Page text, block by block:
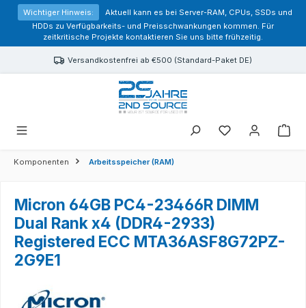
springen
Wichtiger Hinweis:
Aktuell kann es bei Server-RAM, CPUs, SSDs und
HDDs zu Verfügbarkeits- und Preisschwankungen kommen. Für
zeitkritische Projekte kontaktieren Sie uns bitte frühzeitig.
Versandkostenfrei ab €500 (Standard-Paket DE)
Sie haben 0
Komponenten Arbeitsspeicher (RAM)
Micron 64GB PC4-23466R DIMM
Dual Rank x4 (DDR4-2933)
Registered ECC MTA36ASF8G72PZ-
2G9E1